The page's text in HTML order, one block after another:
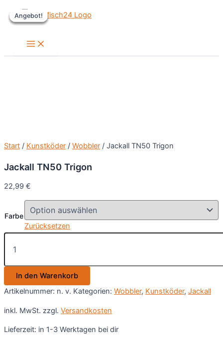
Inhalt
Main
Menu
Start / Kunstköder / Wobbler / Jackall TN50 Trigon
Jackall TN50 Trigon
22,99 €
Farbe
Zurücksetzen
Jackall
TN50
Menge
In den Warenkorb
Artikelnummer: n. v. Kategorien: Wobbler, Kunstköder, Jackall
inkl. MwSt. zzgl. Versandkosten
Lieferzeit: in 1-3 Werktagen bei dir
Angebot!
Angebot!
Angebot!
Angebot!